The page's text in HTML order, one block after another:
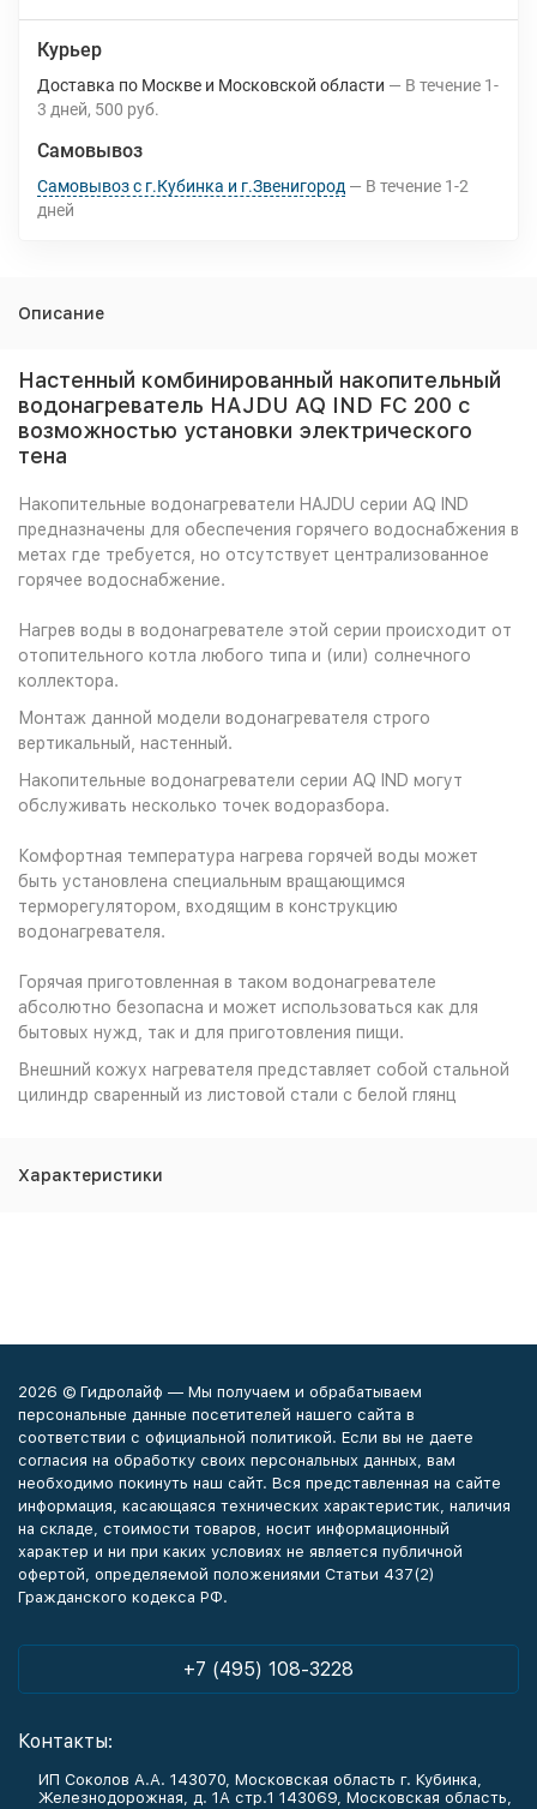
Курьер
Доставка по Москве и Московской области В течение 1-
3 дней 500 руб.
Самовывоз
Самовывоз с г.Кубинка и г.Звенигород В течение 1-2
дней
Описание
Настенный комбинированный накопительный
водонагреватель HAJDU AQ IND FC 200 с
возможностью установки электрического
тена
Накопительные водонагреватели HAJDU серии AQ IND
предназначены для обеспечения горячего водоснабжения в
метах где требуется, но отсутствует централизованное
горячее водоснабжение.
Нагрев воды в водонагревателе этой серии происходит от
отопительного котла любого типа и (или) солнечного
коллектора.
Монтаж данной модели водонагревателя строго
вертикальный, настенный.
Накопительные водонагреватели серии AQ IND могут
обслуживать несколько точек водоразбора.
Комфортная температура нагрева горячей воды может
быть установлена специальным вращающимся
терморегулятором, входящим в конструкцию
водонагревателя.
Горячая приготовленная в таком водонагревателе
абсолютно безопасна и может использоваться как для
бытовых нужд, так и для приготовления пищи.
Внешний кожух нагревателя представляет собой стальной
цилиндр сваренный из листовой стали с белой глянц
Характеристики
2026 © Гидролайф — Мы получаем и обрабатываем
персональные данные посетителей нашего сайта в
соответствии с официальной политикой. Если вы не даете
согласия на обработку своих персональных данных, вам
необходимо покинуть наш сайт. Вся представленная на сайте
информация, касающаяся технических характеристик, наличия
на складе, стоимости товаров, носит информационный
характер и ни при каких условиях не является публичной
офертой, определяемой положениями Статьи 437(2)
Гражданского кодекса РФ.
+7 (495) 108-3228
Контакты:
ИП Соколов А.А. 143070, Московская область г. Кубинка,
Железнодорожная, д. 1А стр.1 143069, Московская область,